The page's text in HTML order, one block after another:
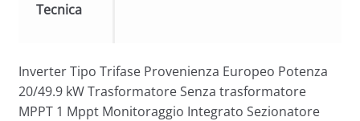
Tecnica
Inverter Tipo Trifase Provenienza Europeo Potenza
20/49.9 kW Trasformatore Senza trasformatore
MPPT 1 Mppt Monitoraggio Integrato Sezionatore